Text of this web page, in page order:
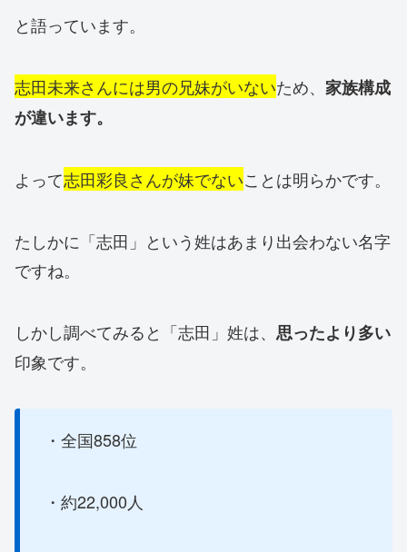
と語っています。
志田未来さんには男の兄妹がいないため、 家族構成
が違います。
よって志田彩良さんが妹でないことは明らかです。
たしかに「志田」という姓はあまり出会わない名字
ですね。
しかし調べてみると「志田」姓は、 思ったより多い
印象です。
・全国858位
・約22,000人